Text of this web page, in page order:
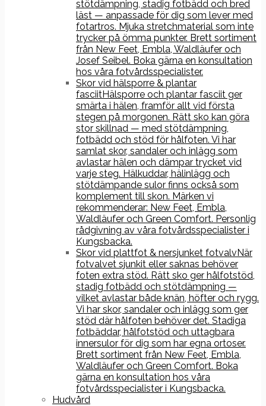
stötdämpning, stadig fotbädd och bred
läst — anpassade för dig som lever med
fotartros. Mjuka stretchmaterial som inte
trycker på ömma punkter. Brett sortiment
från New Feet, Embla, Waldläufer och
Josef Seibel. Boka gärna en konsultation
hos våra fotvårdsspecialister.
Skor vid hälsporre & plantar
fasciitHälsporre och plantar fasciit ger
smärta i hälen, framför allt vid första
stegen på morgonen. Rätt sko kan göra
stor skillnad — med stötdämpning,
fotbädd och stöd för hålfoten. Vi har
samlat skor, sandaler och inlägg som
avlastar hälen och dämpar trycket vid
varje steg. Hälkuddar, hälinlägg och
stötdämpande sulor finns också som
komplement till skon. Märken vi
rekommenderar: New Feet, Embla,
Waldläufer och Green Comfort. Personlig
rådgivning av våra fotvårdsspecialister i
Kungsbacka.
Skor vid plattfot & nersjunket fotvalvNär
fotvalvet sjunkit eller saknas behöver
foten extra stöd. Rätt sko ger hålfotstöd,
stadig fotbädd och stötdämpning —
vilket avlastar både knän, höfter och rygg.
Vi har skor, sandaler och inlägg som ger
stöd där hålfoten behöver det. Stadiga
fotbäddar, hålfotstöd och uttagbara
innersulor för dig som har egna ortoser.
Brett sortiment från New Feet, Embla,
Waldläufer och Green Comfort. Boka
gärna en konsultation hos våra
fotvårdsspecialister i Kungsbacka.
Hudvård